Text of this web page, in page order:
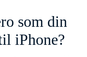
som din
iPhone?